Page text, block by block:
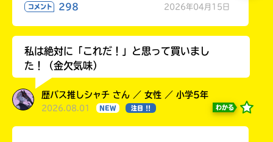
コメント 298 2026年04月15日
私は絶対に「これだ！」と思って買いまし
た！（金欠気味）
歴バス推しシャチ さん ／ 女性 ／ 小学5年
2026.08.01 NEW 注目 !! わかる